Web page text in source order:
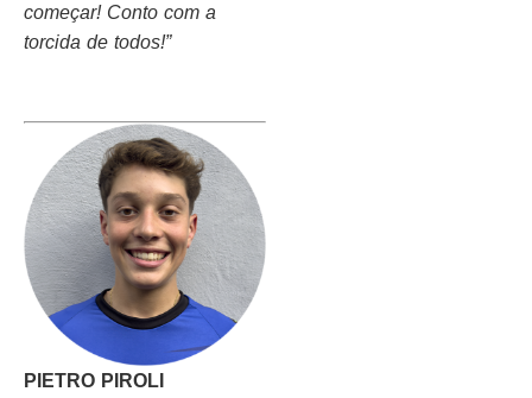
começar! Conto com a
torcida de todos!”
PIETRO PIROLI